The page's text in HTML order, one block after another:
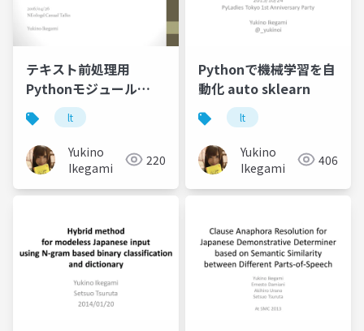
テキスト前処理用
Pythonモジュール
neologdnの紹介
lt
Yukino
Ikegami
220
Pythonで機械学習を自
動化 auto sklearn
lt
Yukino
Ikegami
406